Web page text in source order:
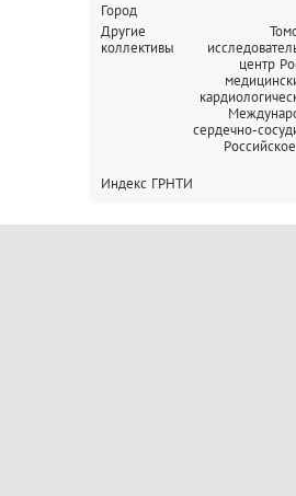
Город
Другие
коллективы
центр
сердечно-
Индекс ГРНТИ